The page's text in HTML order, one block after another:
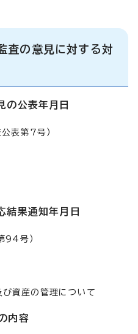
査の意見に対する対
公表年月日
表第7号）
果通知年月日
94号）
資産の管理について
内容